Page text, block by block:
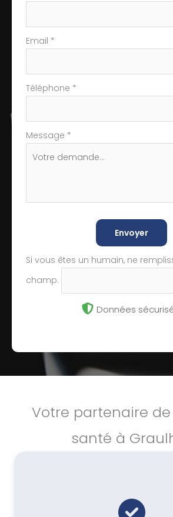
Email *
Téléphone *
Message *
Envoyer
Si vous êtes un humain, ne
champ.
Données
Votre partenaire
santé à